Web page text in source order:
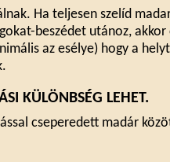
Ha teljesen szelíd
beszédet utánoz, akkor
az esélye) hogy a
KÜLÖNBSÉG LEHET.
cseperedett madár